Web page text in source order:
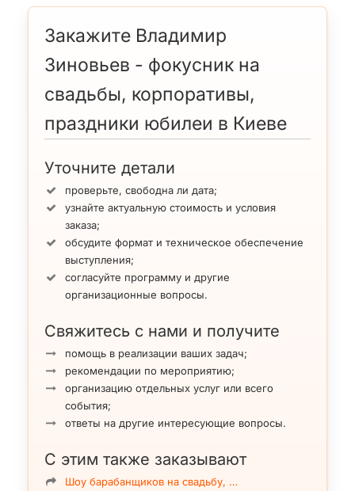
Закажите Владимир
Зиновьев - фокусник на
свадьбы, корпоративы,
праздники юбилеи в Киеве
Уточните детали
проверьте, свободна ли дата;
узнайте актуальную стоимость и условия
заказа;
обсудите формат и техническое обеспечение
выступления;
согласуйте программу и другие
организационные вопросы.
Свяжитесь с нами и получите
помощь в реализации ваших задач;
рекомендации по мероприятию;
организацию отдельных услуг или всего
события;
ответы на другие интересующие вопросы.
С этим также заказывают
Шоу барабанщиков на свадьбу, …